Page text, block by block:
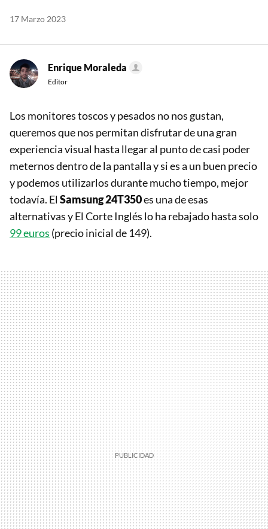
17 Marzo 2023
Enrique Moraleda
Editor
Los monitores toscos y pesados no nos gustan,
queremos que nos permitan disfrutar de una gran
experiencia visual hasta llegar al punto de casi poder
meternos dentro de la pantalla y si es a un buen precio
y podemos utilizarlos durante mucho tiempo, mejor
todavía. El Samsung 24T350es una de esas
alternativas y El Corte Inglés lo ha rebajado hasta solo
99 euros (precio inicial de 149).